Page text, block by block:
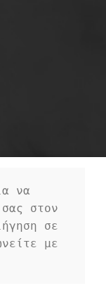
να
στον
σε
με